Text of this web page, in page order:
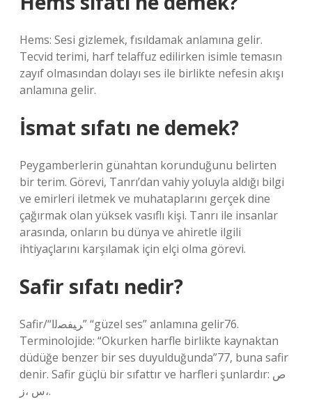
Hems: Sesi gizlemek, fısıldamak anlamına gelir.
Tecvid terimi, harf telaffuz edilirken isimle temasın
zayıf olmasından dolayı ses ile birlikte nefesin akışı
anlamına gelir.
İsmat sıfatı ne demek?
Peygamberlerin günahtan korunduğunu belirten
bir terim. Görevi, Tanrı’dan vahiy yoluyla aldığı bilgi
ve emirleri iletmek ve muhataplarını gerçek dine
çağırmak olan yüksek vasıflı kişi. Tanrı ile insanlar
arasında, onların bu dünya ve ahiretle ilgili
ihtiyaçlarını karşılamak için elçi olma görevi.
Safir sıfatı nedir?
Safir/“ﺮﯿﻔﺼﻟا” “güzel ses” anlamına gelir76.
Terminolojide: “Okurken harfle birlikte kaynaktan
düdüğe benzer bir ses duyulduğunda”77, buna safir
denir. Safir güçlü bir sıfattır ve harfleri şunlardır: ص
،س ،ز.